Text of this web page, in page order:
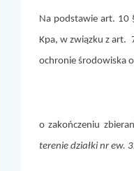
Na podstawie art. 10
Kpa, w związku z art.
ochronie środowiska
o zakończeniu
terenie działki nr ew.